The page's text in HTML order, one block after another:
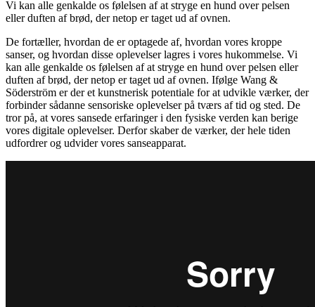
Vi kan alle genkalde os følelsen af at stryge en hund over pelsen
eller duften af brød, der netop er taget ud af ovnen.
De fortæller, hvordan de er optagede af, hvordan vores kroppe
sanser, og hvordan disse oplevelser lagres i vores hukommelse. Vi
kan alle genkalde os følelsen af at stryge en hund over pelsen eller
duften af brød, der netop er taget ud af ovnen. Ifølge Wang &
Söderström er der et kunstnerisk potentiale for at udvikle værker, der
forbinder sådanne sensoriske oplevelser på tværs af tid og sted. De
tror på, at vores sansede erfaringer i den fysiske verden kan berige
vores digitale oplevelser. Derfor skaber de værker, der hele tiden
udfordrer og udvider vores sanseapparat.